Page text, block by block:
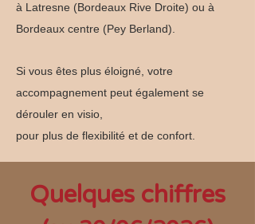
à Latresne (Bordeaux Rive Droite) ou à
Bordeaux centre (Pey Berland).
Si vous êtes plus éloigné, votre
accompagnement peut également se
dérouler en visio,
pour plus de flexibilité et de confort.
Quelques chiffres